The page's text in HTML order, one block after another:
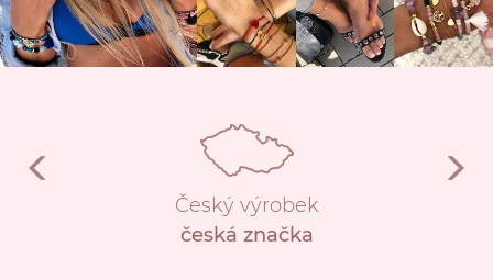
Český výrobek
česká značka